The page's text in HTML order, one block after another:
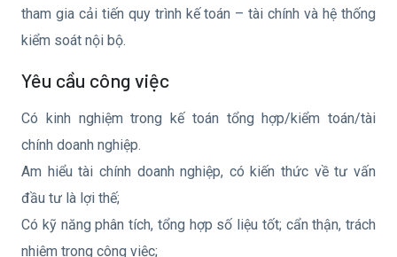
tham gia cải tiến quy trình kế toán – tài chính và hệ thống
kiểm soát nội bộ.
Yêu cầu công việc
Có kinh nghiệm trong kế toán tổng hợp/kiểm toán/tài
chính doanh nghiệp.
Am hiểu tài chính doanh nghiệp, có kiến thức về tư vấn
đầu tư là lợi thế;
Có kỹ năng phân tích, tổng hợp số liệu tốt; cẩn thận, trách
nhiệm trong công việc;